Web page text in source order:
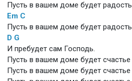
Пусть в вашем доме будет радость
Em C
Пусть в вашем доме будет радость
D G
И пребудет сам Господь.
Пусть в вашем доме будет счастье
Пусть в вашем доме будет счастье